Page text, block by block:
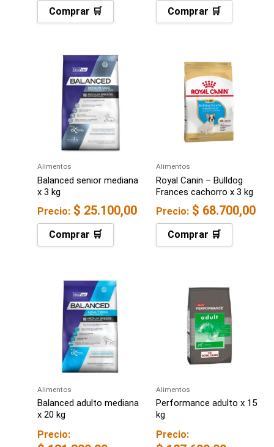
Comprar 🛒 Comprar 🛒
Alimentos
Balanced senior mediana
x 3 kg
Precio: $ 25.100,00
Comprar 🛒
Alimentos
Royal Canin – Bulldog
Frances cachorro x 3 kg
Precio: $ 68.700,00
Comprar 🛒
Alimentos
Balanced adulto mediana
x 20 kg
Precio:
Alimentos
Performance adulto x 15
kg
Precio: